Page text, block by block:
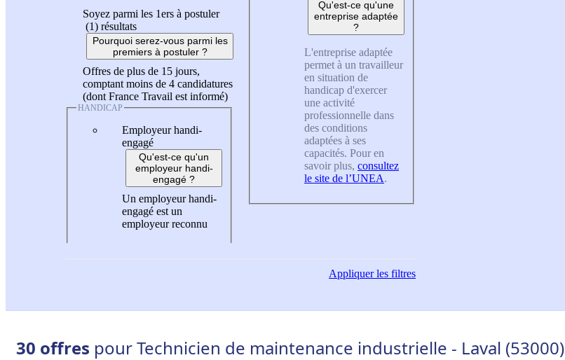
Soyez parmi les 1ers à postuler
(1) résultats
Pourquoi serez-vous parmi les
premiers à postuler ?
Offres de plus de 15 jours,
comptant moins de 4 candidatures
(dont France Travail est informé)
HANDICAP
Employeur handi-
engagé
Qu'est-ce qu'un
employeur handi-
engagé ?
Un employeur handi-
engagé est un
employeur reconnu
Qu'est-ce qu'une
entreprise adaptée
?
L'entreprise adaptée
permet à un travailleur
en situation de
handicap d'exercer
une activité
professionnelle dans
des conditions
adaptées à ses
capacités. Pour en
savoir plus, consultez
le site de l’UNEA.
Appliquerles filtres
30 offres pour Technicien de maintenance industrielle - Laval (53000)